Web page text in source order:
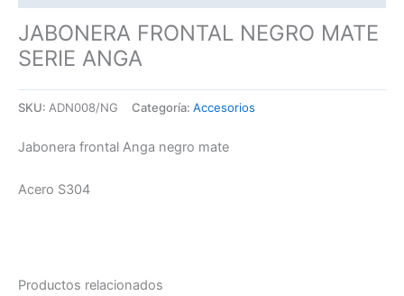
JABONERA FRONTAL NEGRO MATE
SERIE ANGA
SKU: ADN008/NG Categoría: Accesorios
Jabonera frontal Anga negro mate
Acero S304
Productos relacionados